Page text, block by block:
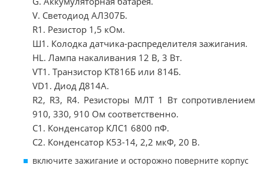
V. Светодиод АЛ307Б.
R1. Резистор 1,5 кОм.
Ш1. Колодка датчика-распределителя зажигания.
HL. Лампа накаливания 12 В, 3 Вт.
VT1. Транзистор КТ816Б или 814Б.
VD1. Диод Д814А.
R2, R3, R4. Резисторы МЛТ 1 Вт сопротивлением
910, 330, 910 Ом соответственно.
С1. Конденсатор КЛС1 6800 пФ.
С2. Конденсатор К53-14, 2,2 мкФ, 20 В.
включите зажигание и осторожно поверните корпус